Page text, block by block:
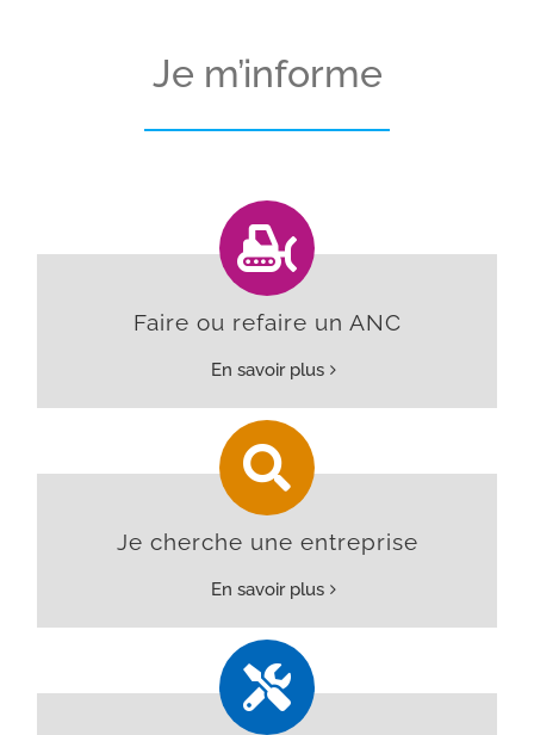
Je m’informe
Faire ou refaire un ANC
En savoir plus
Je cherche une entreprise
En savoir plus